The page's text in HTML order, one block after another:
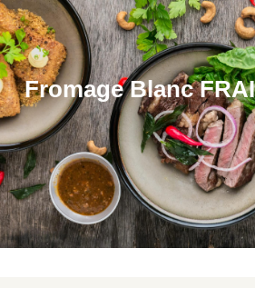
Fromage Blanc